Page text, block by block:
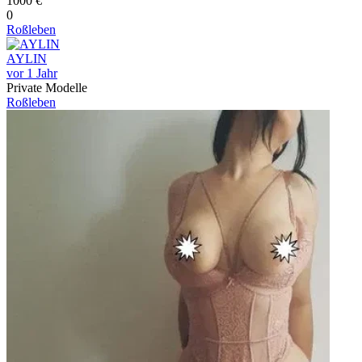
0
Roßleben
AYLIN
vor 1 Jahr
Private Modelle
Roßleben